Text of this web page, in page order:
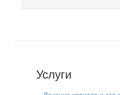
Услуги